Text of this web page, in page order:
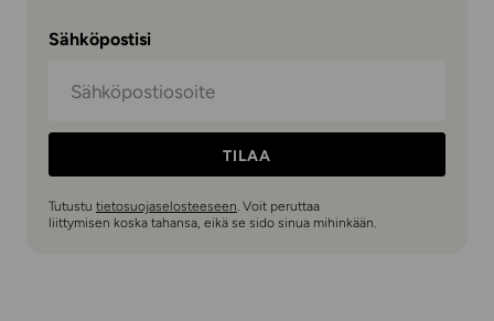
Sähköpostisi
TILAA
Tutustu tietosuojaselosteeseen. Voit peruttaa
liittymisen koska tahansa, eikä se sido sinua mihinkään.